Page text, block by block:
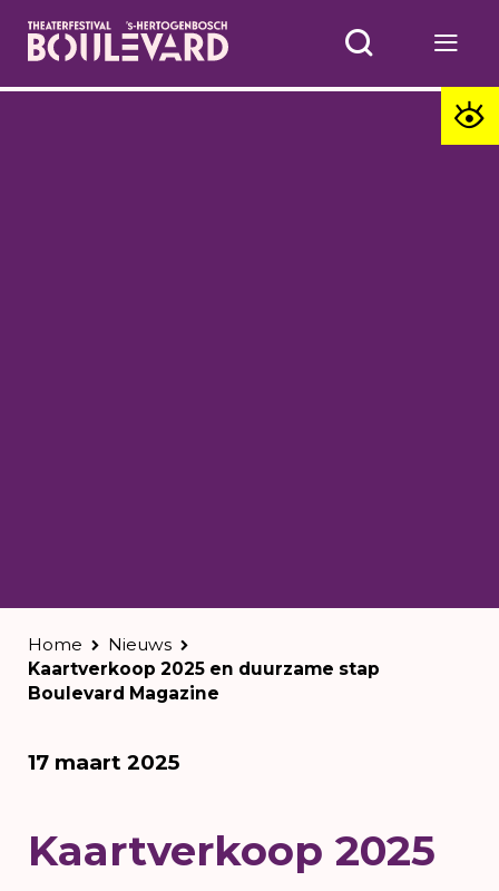
Home
Nieuws
Kaartverkoop 2025 en duurzame stap
Boulevard Magazine
17 maart 2025
Kaartverkoop 2025